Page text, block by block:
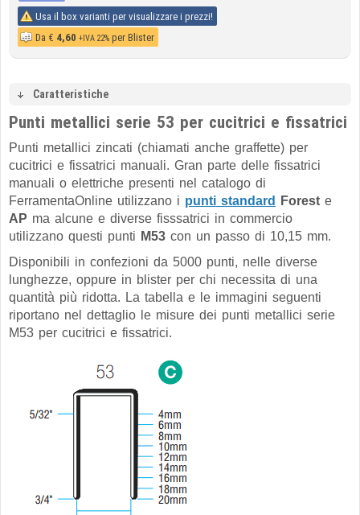
Usa il box varianti per visualizzare i prezzi!
Da € 4,60 +IVA 22% per Blister
Caratteristiche
Punti metallici serie 53 per cucitrici e fissatrici
Punti metallici zincati (chiamati anche graffette) per
cucitrici e fissatrici manuali. Gran parte delle fissatrici
manuali o elettriche presenti nel catalogo di
FerramentaOnline utilizzano i punti standard Forest e
AP ma alcune e diverse fisssatrici in commercio
utilizzano questi punti M53 con un passo di 10,15 mm.
Disponibili in confezioni da 5000 punti, nelle diverse
lunghezze, oppure in blister per chi necessita di una
quantità più ridotta. La tabella e le immagini seguenti
riportano nel dettaglio le misure dei punti metallici serie
M53 per cucitrici e fissatrici.